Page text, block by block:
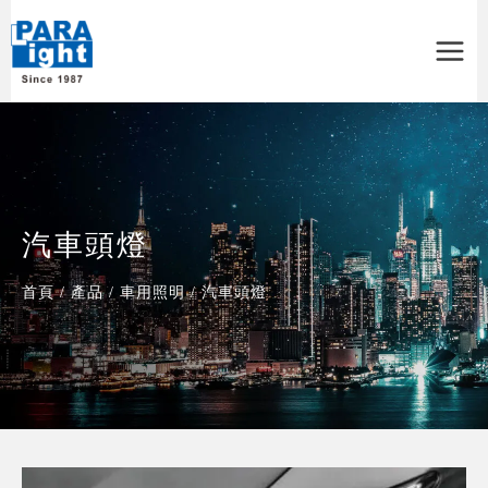
Menu
汽車頭燈
首頁 / 產品 / 車用照明 / 汽車頭燈